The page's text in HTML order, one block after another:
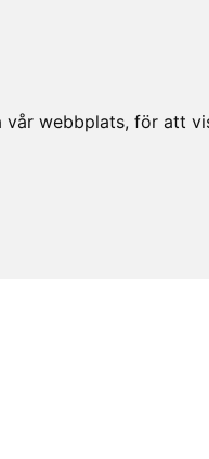
webbplats, för att